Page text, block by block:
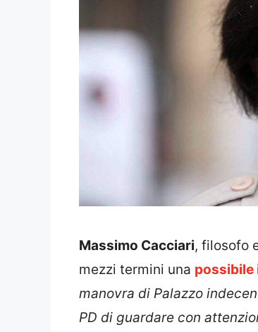
Massimo Cacciari, filosofo
mezzi termini una possibile
manovra di Palazzo
PD di guardare con